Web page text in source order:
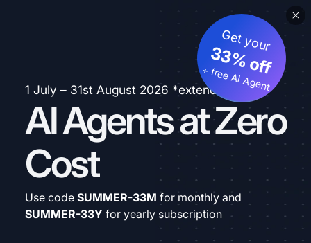
1 July – 31st August 2026 *extended
AI Agents at Zero
Cost
Get your
33% off
+ free AI Agent
Use code SUMMER-33M for monthly and
SUMMER-33Y for yearly subscription